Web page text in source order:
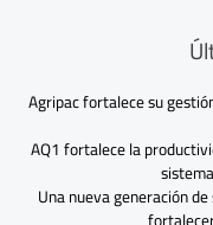
Agripac fortalece su
AQ1 fortalece la
Una nueva generación